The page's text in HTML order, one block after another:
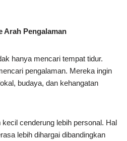
Arah Pengalaman
hanya mencari tempat tidur.
pengalaman. Mereka ingin
budaya, dan kehangatan
kecil cenderung lebih personal. Hal
lebih dihargai dibandingkan